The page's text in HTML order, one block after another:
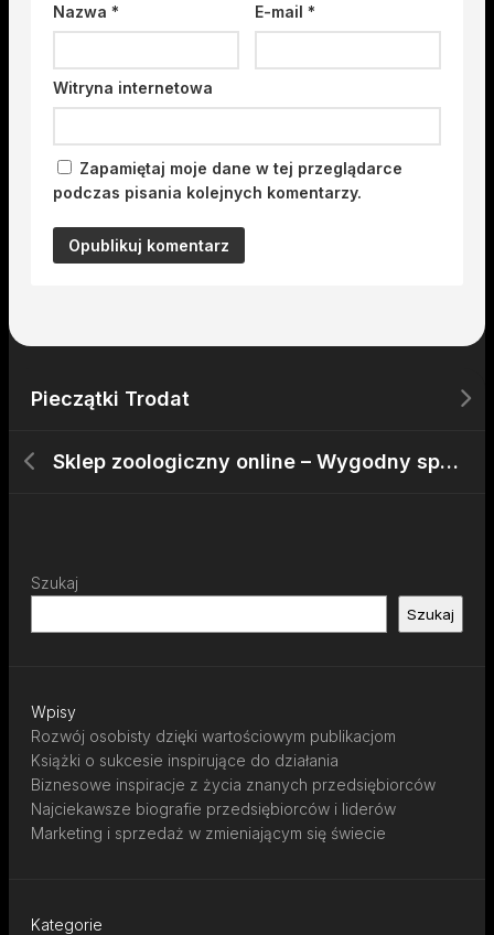
Nazwa * E-mail*
Witryna internetowa
Zapamiętaj moje dane w tej przeglądarce
podczas pisania kolejnych komentarzy.
Pieczątki Trodat
Sklep zoologiczny online – Wygodny sposób na zakupy dla kotów|Pupile – Znajdź najlepsze produkty w sklepie zoologicznym|Sklep zoologiczny online – Szeroka gama dla Twojego pupila|Sklep zoologiczny – Najlepsze produkty dla psów|Zakupy w sklepie internetowym – Co warto kupić|Sklep zoologiczny – Najlepsze akcesoria w atrakcyjnych cenach|Sklep online – Oferta karm, smakołyków i zabawek dla psów|Sklep internetowy – Wszystko dla Twojego pupila|Sklep internetowy – Zadbaj o dla swojego kota|Sklep zoologiczny – Bezproblemowe zakupy dla każdego pupila|Sklep internetowy – Wszystko, czego potrzebujesz dla gryzonia|Sklep internetowy – Produkty dla pupili w jednym miejscu|Sklep zoologiczny – Zakupy w przystępnych cenach dla każdego zwierzęcia|Sklep zoologiczny online – Wybierz najlepsze produkty dla swojego gryzonia|Sklep zoologiczny online – Szeroka oferta produktów dla kotów|Sklep zoologiczny online – Zaufany sklep z akcesoriami dla zwierząt|Sklep w sieci – Znajdź akcesoria, które spełnią oczekiwania Twojego zwierzaka|Sklep internetowy – Zakupy dla gryzoni|Sklep internetowy – Wszystko, czego potrzebujesz dla Twojego pupila|Sklep zoologiczny online – Jakość w każdym zakupie dla psów|Sklep zoologiczny online – Najnowsze akcesoria w promocjach|Sklep zoologiczny – Bogaty wybór dla Twojego gryzonia|Sklep zoologiczny online – Znajdź produkty, które spełnią oczekiwania Twojego pupila|Sklep zoologiczny – Atrakcyjne oferty dla każdego miłośnika zwierząt|Sklep zoologiczny online – Dla Twojego pupila w jednym miejscu|Sklep zoologiczny online – Poradnik w zakupach dla psów|Sklep internetowy – Zakupy produktów dla Twoich zwierzaków|Sklep internetowy – Niezbędne akcesoria dla kota|Sklep zoologiczny online – Najlepsze produkty dla kotów
Szukaj
Szukaj
Wpisy
Rozwój osobisty dzięki wartościowym publikacjom
Książki o sukcesie inspirujące do działania
Biznesowe inspiracje z życia znanych przedsiębiorców
Najciekawsze biografie przedsiębiorców i liderów
Marketing i sprzedaż w zmieniającym się świecie
Kategorie